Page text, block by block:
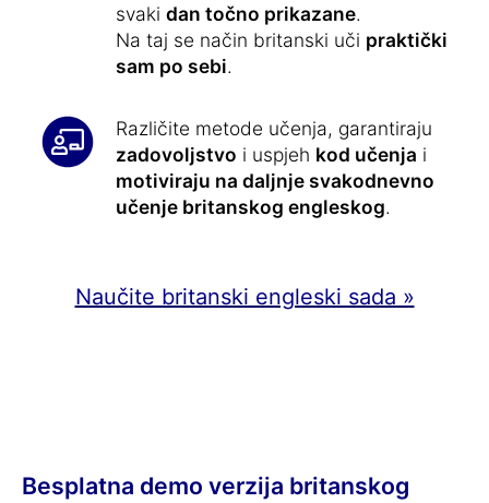
svaki dan točno prikazane.
Na taj se način britanski uči praktički
sam po sebi.
Različite metode učenja, garantiraju
zadovoljstvo i uspjeh kod učenja i
motiviraju na daljnje svakodnevno
učenje britanskog engleskog.
Naučite britanski engleski sada »
Besplatna demo verzija britanskog